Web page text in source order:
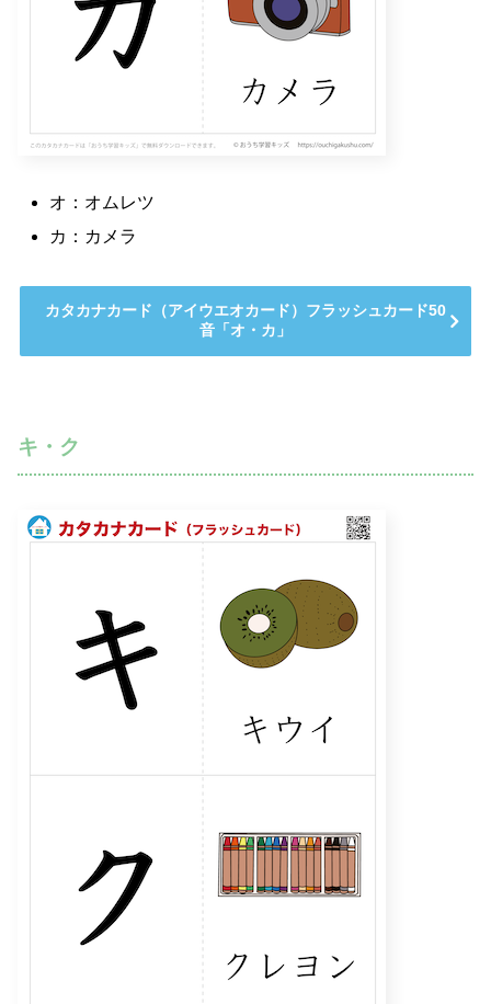
オ：オムレツ
カ：カメラ
カタカナカード（アイウエオカード）フラッシュカード50
音「オ・カ」
キ・ク